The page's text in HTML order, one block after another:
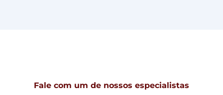
Fale com um de nossos especialistas